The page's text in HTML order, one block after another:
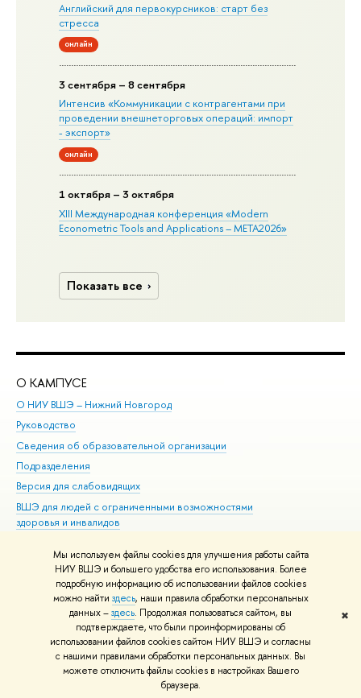
Мы используем файлы cookies для улучшения работы сайта
НИУ ВШЭ и большего удобства его использования. Более
подробную информацию об использовании файлов cookies
можно найти здесь, наши правила обработки персональных
данных –здесь. Продолжая пользоваться сайтом, вы
подтверждаете, что были проинформированы об
использовании файлов cookies сайтом НИУ ВШЭ и согласны
с нашими правилами обработки персональных данных. Вы
можете отключить файлы cookies в настройках Вашего
браузера.
✖
Английский для первокурсников: старт без
стресса
онлайн
3 сентября – 8 сентября
Интенсив «Коммуникации с контрагентами при
проведении внешнеторговых операций: импорт
- экспорт»
онлайн
1 октября – 3 октября
XIII Международная конференция «Modern
Econometric Tools and Applications – META2026»
Показать все
О КАМПУСЕ
О НИУ ВШЭ – Нижний Новгород
Руководство
Сведения об образовательной организации
Подразделения
Версия для слабовидящих
ВШЭ для людей с ограниченными возможностями
здоровья и инвалидов
© НИУ ВШЭ 1993–2026 Адреса и контакты Условия использования
материалов Политика конфиденциальности Карта сайта
Шрифты HSE Sans и HSE Slab разработаны вШколе дизайна НИУ ВШЭ